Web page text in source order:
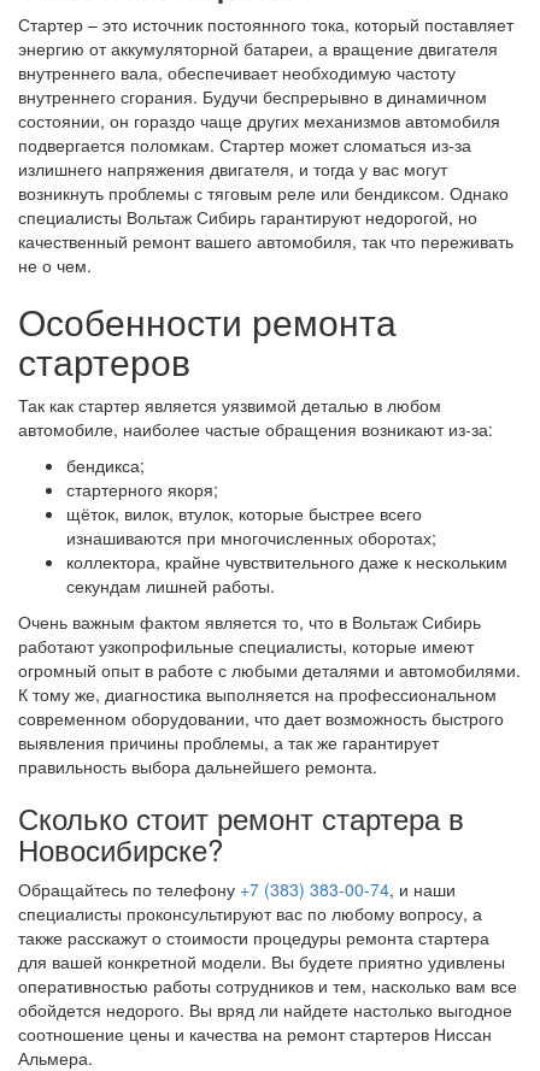
Стартер – это источник постоянного тока, который поставляет
энергию от аккумуляторной батареи, а вращение двигателя
внутреннего вала, обеспечивает необходимую частоту
внутреннего сгорания. Будучи беспрерывно в динамичном
состоянии, он гораздо чаще других механизмов автомобиля
подвергается поломкам. Стартер может сломаться из-за
излишнего напряжения двигателя, и тогда у вас могут
возникнуть проблемы с тяговым реле или бендиксом. Однако
специалисты Вольтаж Сибирь гарантируют недорогой, но
качественный ремонт вашего автомобиля, так что переживать
не о чем.
Особенности ремонта
стартеров
Так как стартер является уязвимой деталью в любом
автомобиле, наиболее частые обращения возникают из-за:
бендикса;
стартерного якоря;
щёток, вилок, втулок, которые быстрее всего
изнашиваются при многочисленных оборотах;
коллектора, крайне чувствительного даже к нескольким
секундам лишней работы.
Очень важным фактом является то, что в Вольтаж Сибирь
работают узкопрофильные специалисты, которые имеют
огромный опыт в работе с любыми деталями и автомобилями.
К тому же, диагностика выполняется на профессиональном
современном оборудовании, что дает возможность быстрого
выявления причины проблемы, а так же гарантирует
правильность выбора дальнейшего ремонта.
Сколько стоит ремонт стартера в
Новосибирске?
Обращайтесь по телефону +7 (383) 383-00-74, и наши
специалисты проконсультируют вас по любому вопросу, а
также расскажут о стоимости процедуры ремонта стартера
для вашей конкретной модели. Вы будете приятно удивлены
оперативностью работы сотрудников и тем, насколько вам все
обойдется недорого. Вы вряд ли найдете настолько выгодное
соотношение цены и качества на ремонт стартеров Ниссан
Альмера.